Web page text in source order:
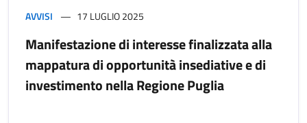
AVVISI 17 LUGLIO 2025
Manifestazione di interesse finalizzata alla
mappatura di opportunità insediative e di
investimento nella Regione Puglia